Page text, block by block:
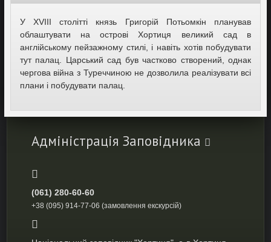
У XVIII столітті князь Григорій Потьомкін планував
облаштувати на острові Хортиця великий сад в
англійському пейзажному стилі, і навіть хотів побудувати
тут палац. Царський сад був частково створений, однак
чергова війна з Туреччиною не дозволила реалізувати всі
плани і побудувати палац.
Адміністрація Заповідника
(061) 280-60-60
+38 (095) 914-77-06 (замовлення екскурсій)